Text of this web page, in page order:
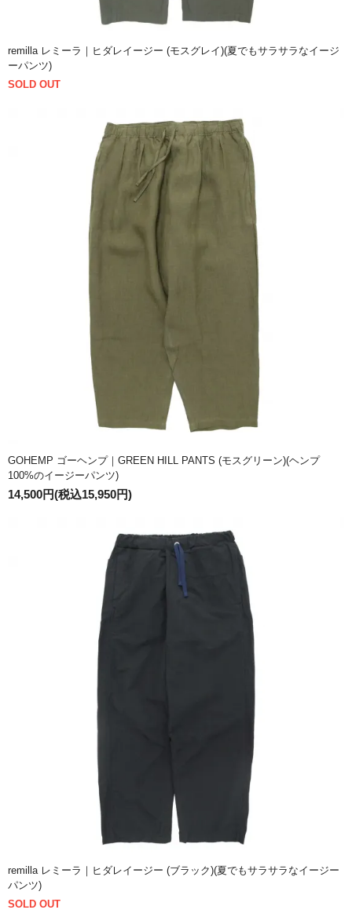
remilla レミーラ｜ヒダレイージー (モスグレイ)(夏でもサラサラなイージ
ーパンツ)
SOLD OUT
GOHEMP ゴーヘンプ｜GREEN HILL PANTS (モスグリーン)(ヘンプ
100%のイージーパンツ)
14,500円(税込15,950円)
remilla レミーラ｜ヒダレイージー (ブラック)(夏でもサラサラなイージー
パンツ)
SOLD OUT